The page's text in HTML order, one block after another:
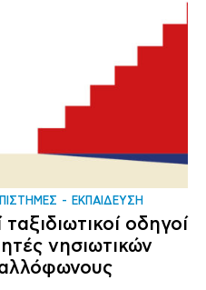
ΕΚΠΑΙΔΕΥΣΗ
οδηγοί
νησιωτικών